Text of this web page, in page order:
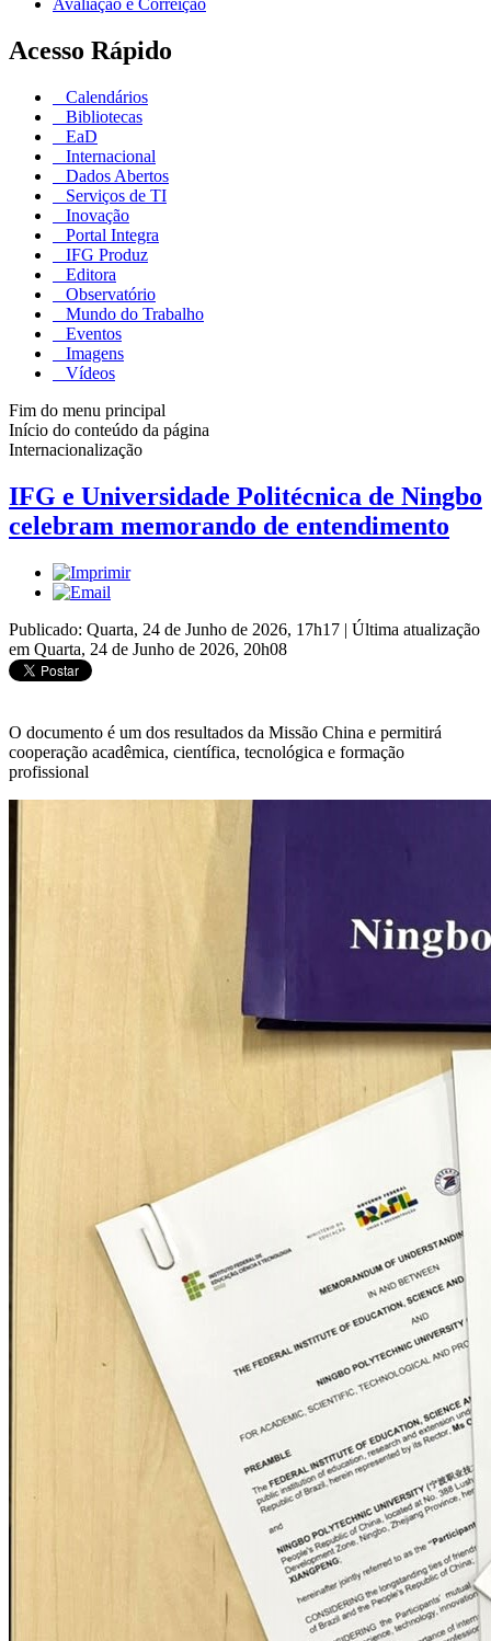
Avaliação e Correição
Acesso Rápido
Calendários
Bibliotecas
EaD
Internacional
Dados Abertos
Serviços de TI
Inovação
Portal Integra
IFG Produz
Editora
Observatório
Mundo do Trabalho
Eventos
Imagens
Vídeos
Fim do menu principal
Início do conteúdo da página
Internacionalização
IFG e Universidade Politécnica de Ningbo
celebram memorando de entendimento
Publicado: Quarta, 24 de Junho de 2026, 17h17 | Última atualização
em Quarta, 24 de Junho de 2026, 20h08
O documento é um dos resultados da Missão China e permitirá
cooperação acadêmica, científica, tecnológica e formação
profissional